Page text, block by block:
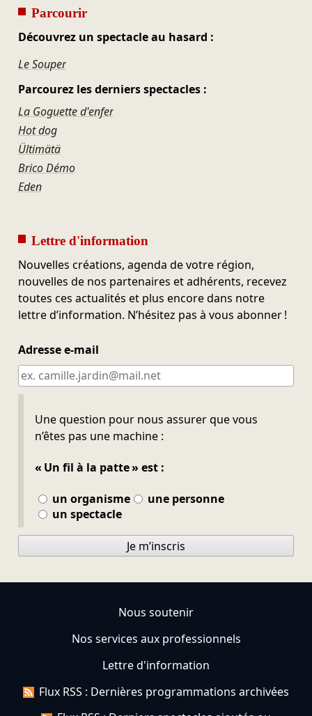
Parcourir
Découvrez un spectacle au hasard :
Le Souper
Parcourez les derniers spectacles :
La Goguette d'enfer
Hot dog
Ültimätä
Brico Démo
Eden
Lettre d'information
Nouvelles créations, agenda de votre région,
nouvelles de nos partenaires et adhérents, recevez
toutes ces actualités et plus encore dans notre
lettre d’information. N’hésitez pas à vous abonner !
Adresse e-mail
Une question pour nous assurer que vous
n’êtes pas une machine :
« Un fil à la patte » est :
un organisme
une personne
un spectacle
Ne pas remplir
Je m’inscris
Nous soutenir
Nos services aux professionnels
Lettre d'information
Flux RSS : Dernières programmations archivées